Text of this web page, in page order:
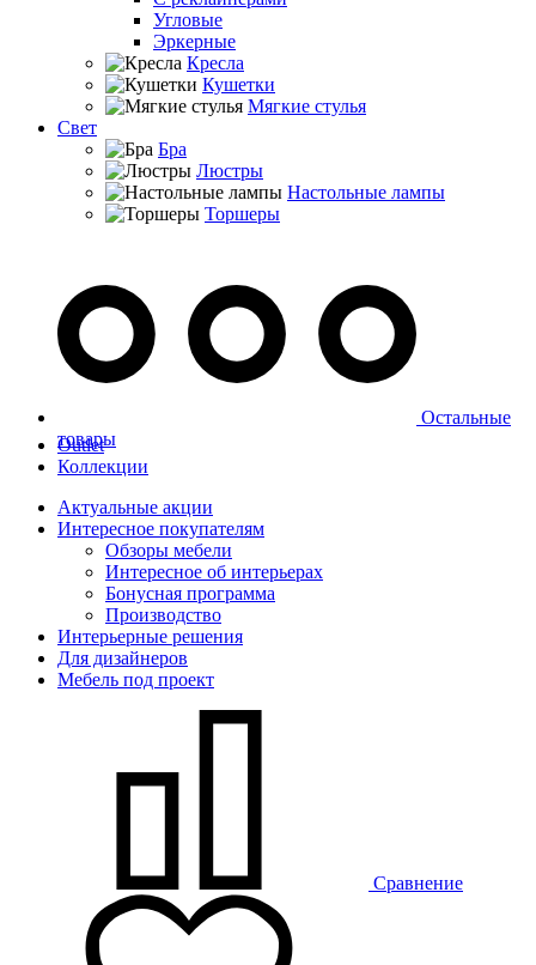
Угловые
Эркерные
Кресла
Кушетки
Мягкие стулья
Свет
Бра
Люстры
Настольные лампы
Торшеры
Остальные
товары
Outlet
Коллекции
Актуальные акции
Интересное покупателям
Обзоры мебели
Интересное об интерьерах
Бонусная программа
Производство
Интерьерные решения
Для дизайнеров
Мебель под проект
Сравнение